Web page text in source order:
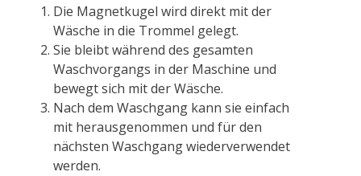
Die Magnetkugel wird direkt mit der
Wäsche in die Trommel gelegt.
Sie bleibt während des gesamten
Waschvorgangs in der Maschine und
bewegt sich mit der Wäsche.
Nach dem Waschgang kann sie einfach
mit herausgenommen und für den
nächsten Waschgang wiederverwendet
werden.